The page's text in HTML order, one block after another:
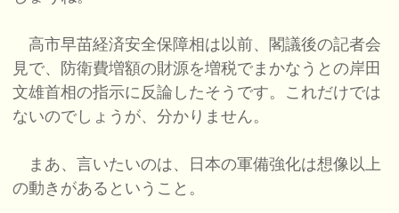
高市早苗経済安全保障相は以前、閣議後の記者会
見で、防衛費増額の財源を増税でまかなうとの岸田
文雄首相の指示に反論したそうです。これだけでは
ないのでしょうが、分かりません。
まあ、言いたいのは、日本の軍備強化は想像以上
の動きがあるということ。